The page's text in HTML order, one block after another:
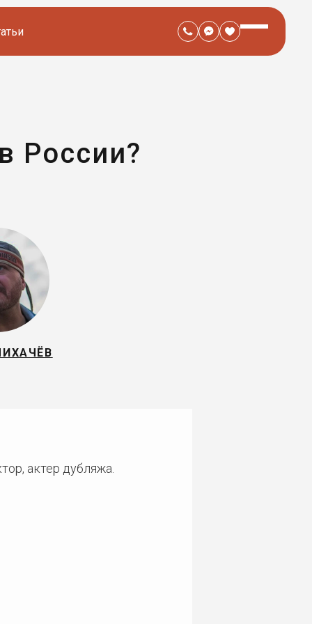
России?
актер дубляжа.